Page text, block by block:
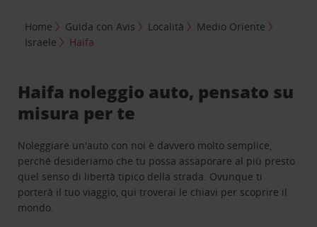
Home Guida con Avis Località
Medio Oriente
Israele
Haifa
Haifa noleggio auto, pensato su
misura per te
Noleggiare un'auto con noi è davvero molto semplice,
perché desideriamo che tu possa assaporare al più presto
quel senso di libertà tipico della strada. Ovunque ti
porterà il tuo viaggio, qui troverai le chiavi per scoprire il
mondo.